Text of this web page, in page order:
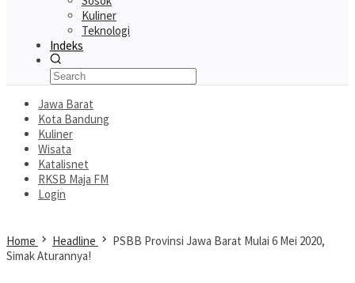
Kuliner
Teknologi
Indeks
Jawa Barat
Kota Bandung
Kuliner
Wisata
Katalisnet
RKSB Maja FM
Login
Home Headline
PSBB Provinsi Jawa Barat Mulai 6 Mei 2020,
Simak Aturannya!